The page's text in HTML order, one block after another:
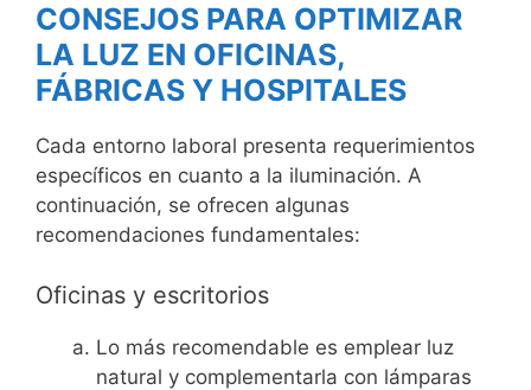
CONSEJOS PARA OPTIMIZAR
LA LUZ EN OFICINAS,
FÁBRICAS Y HOSPITALES
Cada entorno laboral presenta requerimientos
específicos en cuanto a la iluminación. A
continuación, se ofrecen algunas
recomendaciones fundamentales:
Oficinas y escritorios
Lo más recomendable es emplear luz
natural y complementarla con lámparas